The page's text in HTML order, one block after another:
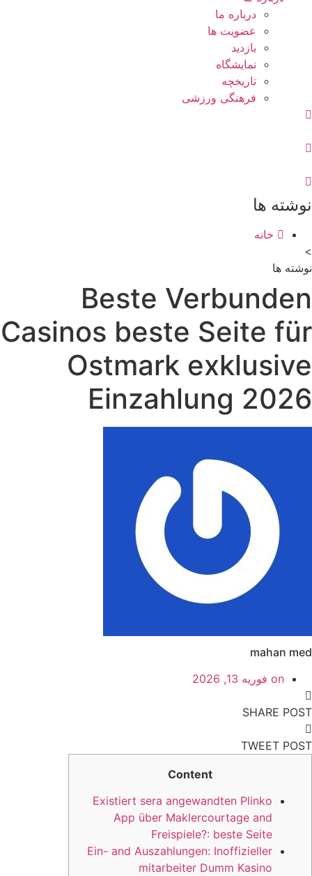
درباره ما
عضویت ها
بازدید
نمایشگاه
تاريخچه
فرهنگی ورزشی
نوشته ها
خانه
>
نوشته ها
Beste Verbunden
Casinos beste Seite für
Ostmark exklusive
Einzahlung 2026
mahan med
on فوریه 13, 2026
SHARE POST
TWEET POST
Content
Existiert sera angewandten Plinko
App über Maklercourtage and
Freispiele?: beste Seite
Ein- and Auszahlungen: Inoffizieller
mitarbeiter Dumm Kasino